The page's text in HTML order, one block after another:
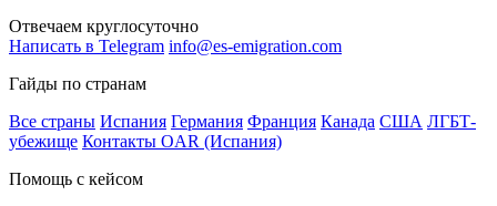
Отвечаем круглосуточно
Написать в Telegram info@es-emigration.com
Гайды по странам
Все страны Испания Германия Франция Канада США ЛГБТ-
убежище Контакты OAR (Испания)
Помощь с кейсом